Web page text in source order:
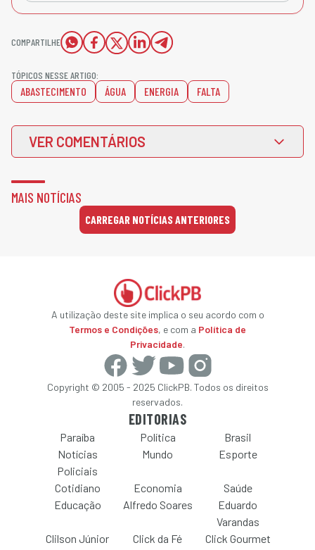
COMPARTILHE
TÓPICOS NESSE ARTIGO:
ABASTECIMENTO ÁGUA ENERGIA FALTA
VER COMENTÁRIOS
MAIS NOTÍCIAS
CARREGAR NOTÍCIAS ANTERIORES
A utilização deste site implica o seu acordo com o
Termos e Condições, e com a Política de
Privacidade.
Copyright © 2005 - 2025 ClickPB. Todos os direitos
reservados.
EDITORIAS
Paraíba Política
Brasil
Notícias
Policiais
Mundo Esporte
Cotidiano Economia
Saúde
Educação
Alfredo Soares
Eduardo
Varandas
Clilson Júnior
Click da Fé
Click Gourmet